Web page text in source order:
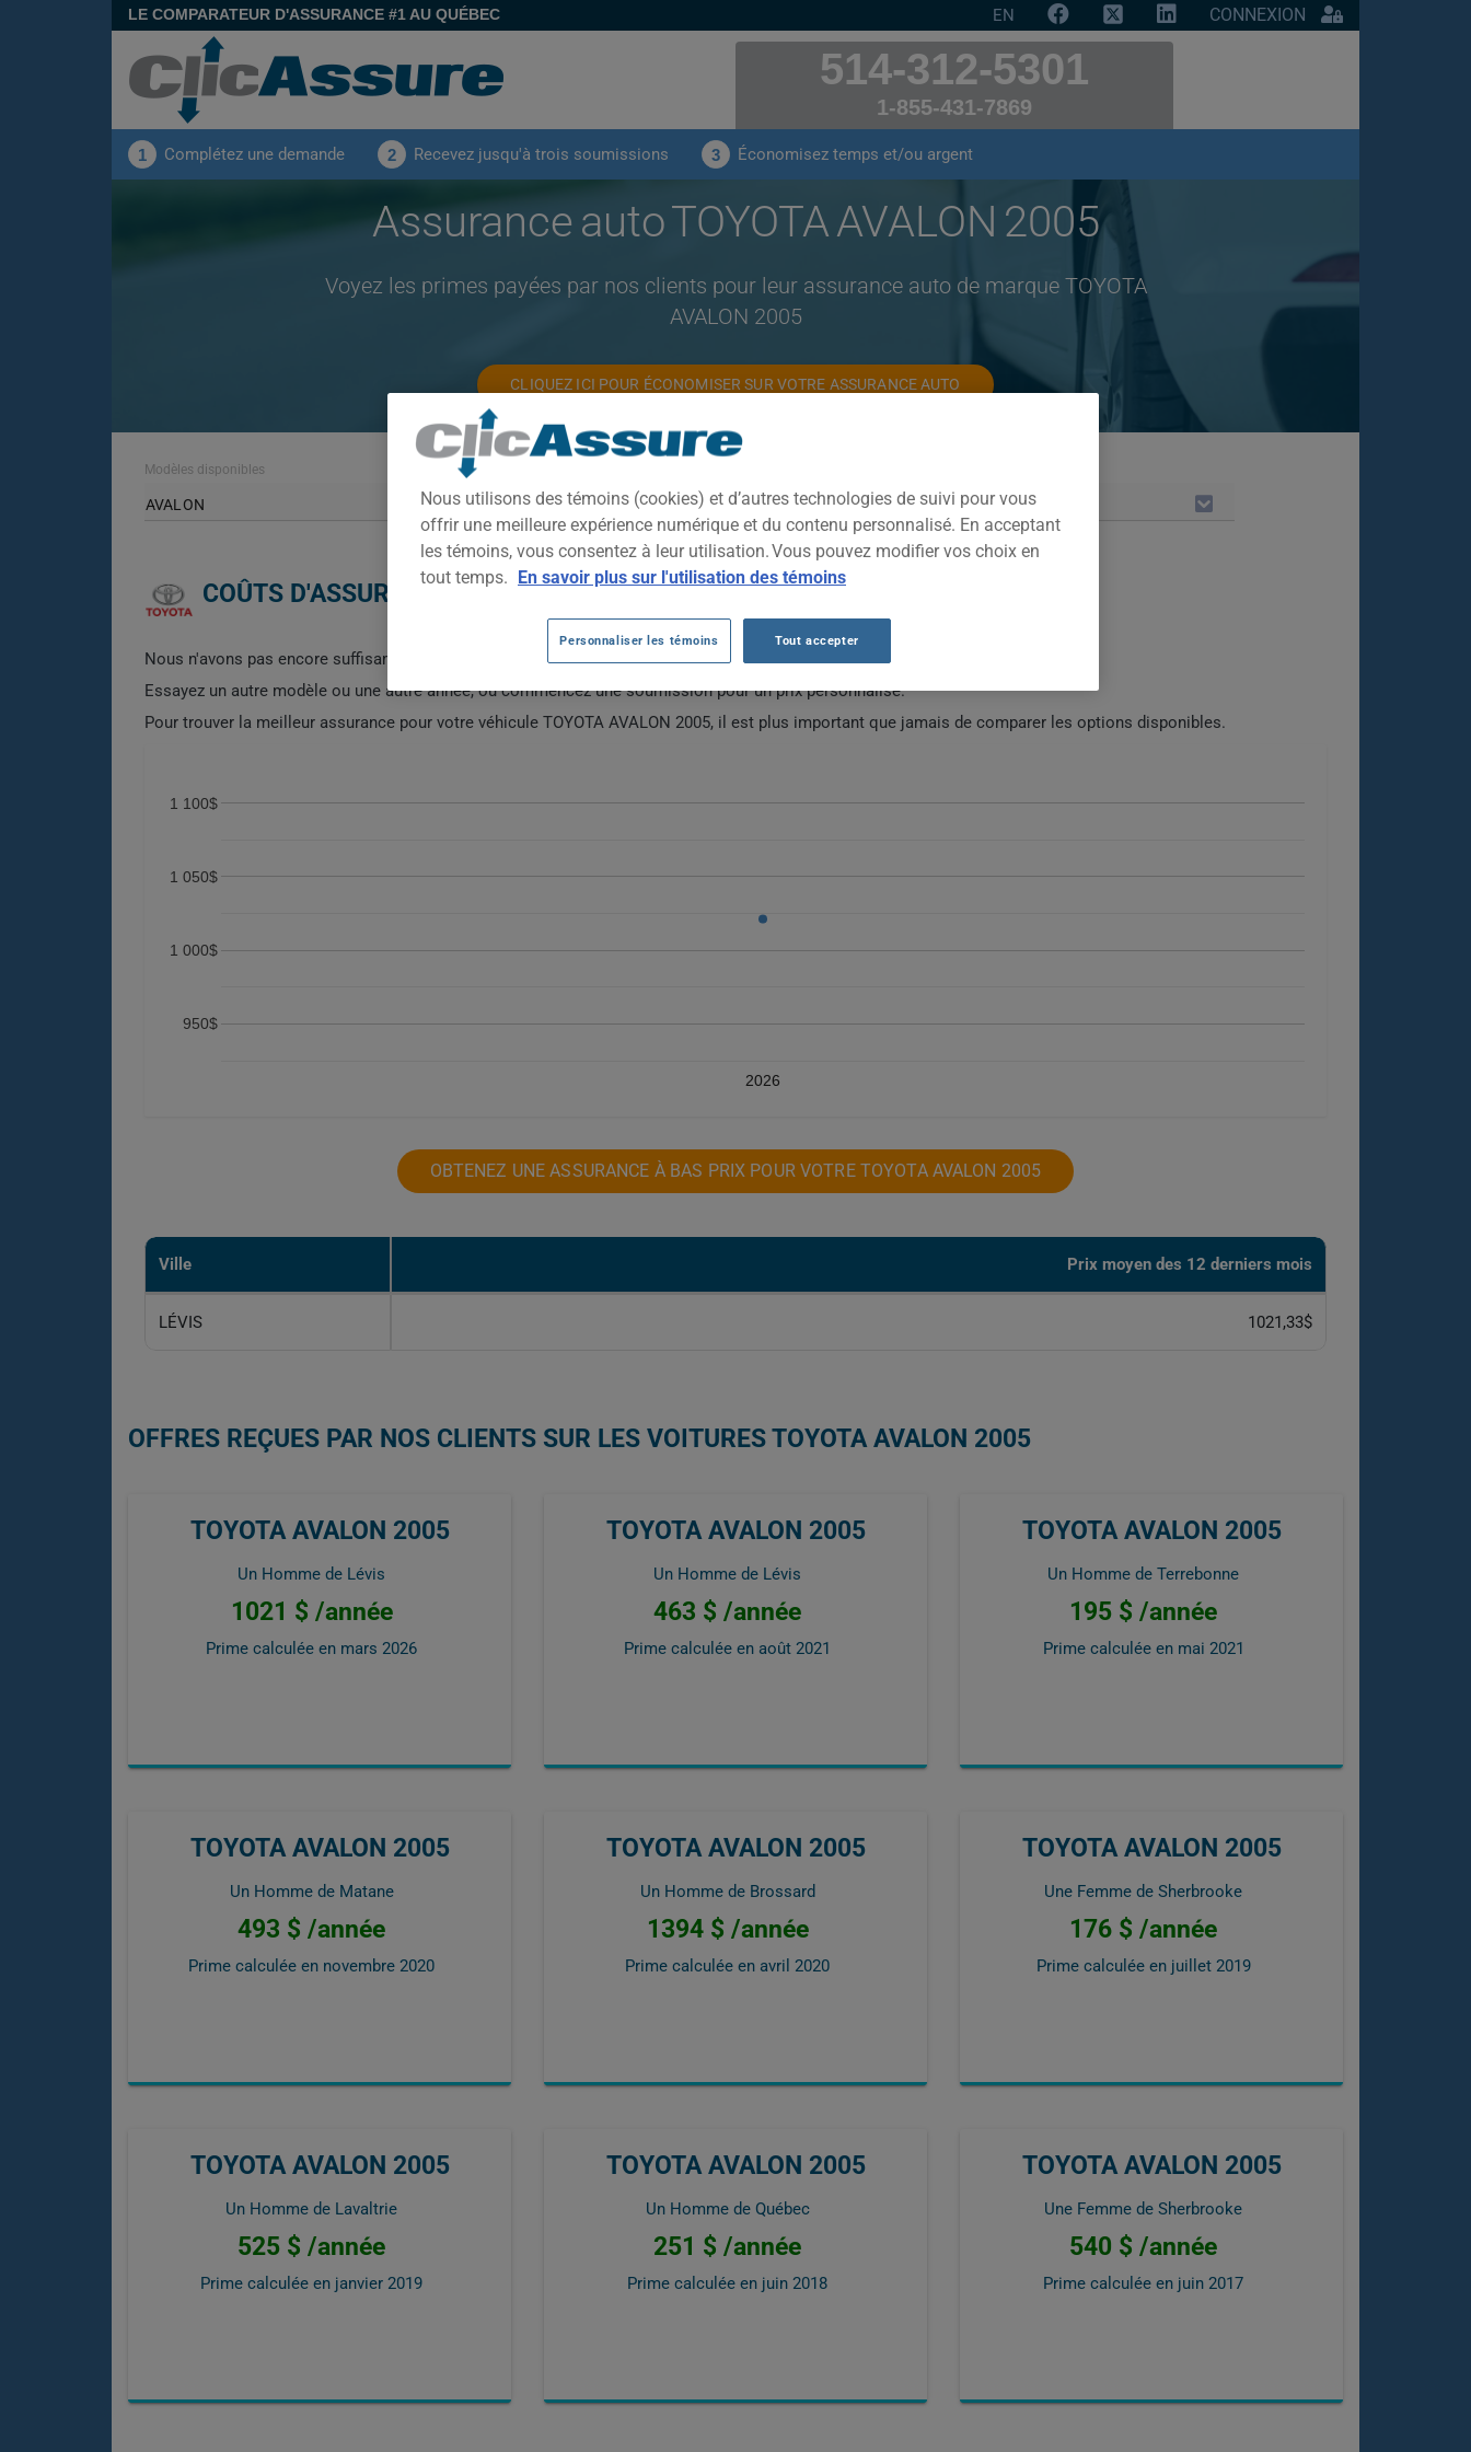
LE COMPARATEUR D'ASSURANCE #1 AU QUÉBEC EN CONNEXION
514-312-5301
1-855-431-7869
1 Complétez une demande 2 Recevez jusqu'à trois soumissions 3 Économisez temps et/ou argent
Assurance auto TOYOTA AVALON 2005
Voyez les primes payées par nos clients pour leur assurance auto de marque TOYOTA
AVALON 2005
CLIQUEZ ICI POUR ÉCONOMISER SUR VOTRE ASSURANCE AUTO
Modèles disponibles
AVALON 2005 TOUTES LES VILLES
COÛTS D'ASSURANCE AUTO TOYOTA AVALON 2005 DEPUIS 2026.
Nous n'avons pas encore suffisamment de données d'assurance auto pour ce véhicule.
Essayez un autre modèle ou une autre année, ou commencez une soumission pour un prix personnalisé.
Pour trouver la meilleur assurance pour votre véhicule TOYOTA AVALON 2005, il est plus important que jamais de comparer les options disponibles.
2026
950$
1 000$
1 050$
1 100$
OBTENEZ UNE ASSURANCE À BAS PRIX POUR VOTRE TOYOTA AVALON 2005
Ville Prix ​​moyen des 12 derniers mois
LÉVIS 1021,33$
OFFRES REÇUES PAR NOS CLIENTS SUR LES VOITURES TOYOTA AVALON 2005
TOYOTA AVALON 2005
Un Homme de Lévis
1021 $ /année
Prime calculée en mars 2026
TOYOTA AVALON 2005
Un Homme de Lévis
463 $ /année
Prime calculée en août 2021
TOYOTA AVALON 2005
Un Homme de Terrebonne
195 $ /année
Prime calculée en mai 2021
TOYOTA AVALON 2005
Un Homme de Matane
493 $ /année
Prime calculée en novembre 2020
TOYOTA AVALON 2005
Un Homme de Brossard
1394 $ /année
Prime calculée en avril 2020
TOYOTA AVALON 2005
Une Femme de Sherbrooke
176 $ /année
Prime calculée en juillet 2019
TOYOTA AVALON 2005
Un Homme de Lavaltrie
525 $ /année
Prime calculée en janvier 2019
TOYOTA AVALON 2005
Un Homme de Québec
251 $ /année
Prime calculée en juin 2018
TOYOTA AVALON 2005
Une Femme de Sherbrooke
540 $ /année
Prime calculée en juin 2017
Nous utilisons des témoins (cookies) et d’autres technologies de suivi pour vous
offrir une meilleure expérience numérique et du contenu personnalisé. En acceptant
les témoins, vous consentez à leur utilisation. Vous pouvez modifier vos choix en
tout temps.
En savoir plus sur l'utilisation des témoins
Personnaliser les témoins Tout accepter